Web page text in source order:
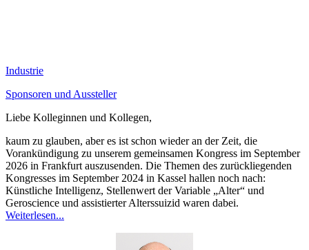
Industrie
Sponsoren und Aussteller
Liebe Kolleginnen und Kollegen,
kaum zu glauben, aber es ist schon wieder an der Zeit, die
Vorankündigung zu unserem gemeinsamen Kongress im September
2026 in Frankfurt auszusenden. Die Themen des zurückliegenden
Kongresses im September 2024 in Kassel hallen noch nach:
Künstliche Intelligenz, Stellenwert der Variable „Alter“ und
Geroscience und assistierter Alterssuizid waren dabei.
Weiterlesen...